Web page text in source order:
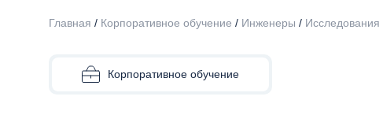
Главная / Корпоративное обучение / Инженеры / Исследования
Корпоративное обучение